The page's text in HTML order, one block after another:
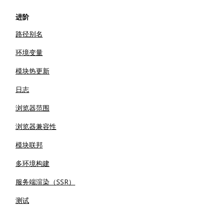
进阶
路径别名
环境变量
模块热更新
日志
浏览器范围
浏览器兼容性
模块联邦
多环境构建
服务端渲染（SSR）
测试